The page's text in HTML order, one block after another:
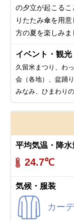
の夕立が起こる
りたたみ傘を用
方の夏を楽しみま
イベント・観光
久留米まつり、わ
会（各地）、盆踊
みなみ、ひまわり
平均気温・降水
24.7℃
気候・服装
カー